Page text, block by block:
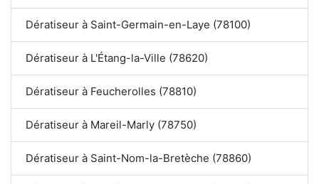
Dératiseur à Saint-Germain-en-Laye (78100)
Dératiseur à L'Étang-la-Ville (78620)
Dératiseur à Feucherolles (78810)
Dératiseur à Mareil-Marly (78750)
Dératiseur à Saint-Nom-la-Bretèche (78860)